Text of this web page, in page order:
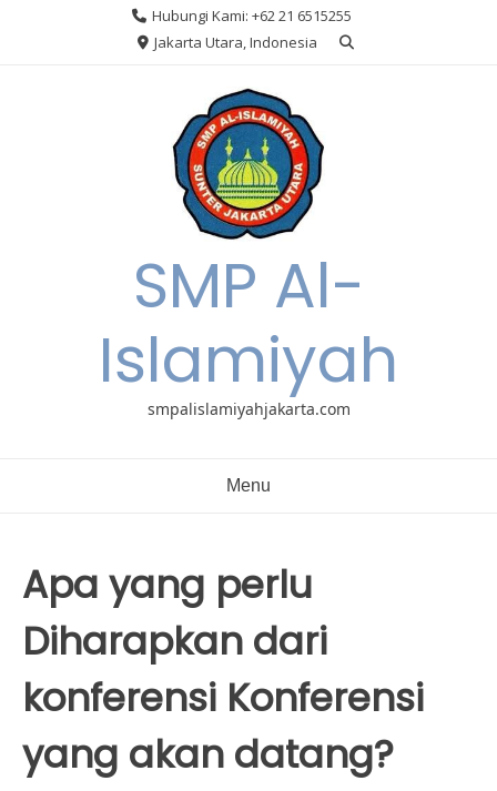
Hubungi Kami: +62 21 6515255
Jakarta Utara, Indonesia
SMP Al-
Islamiyah
smpalislamiyahjakarta.com
Menu
Apa yang perlu
Diharapkan dari
konferensi Konferensi
yang akan datang?